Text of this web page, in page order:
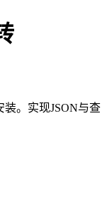
。实现JSON与查